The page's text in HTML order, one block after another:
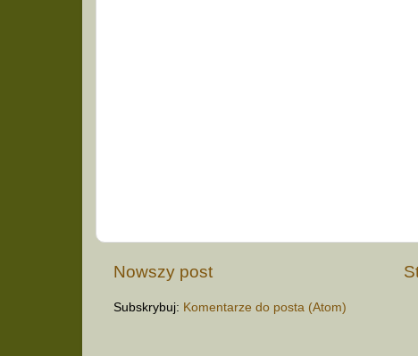
Nowszy post
Subskrybuj: Komentarze do posta (Atom)